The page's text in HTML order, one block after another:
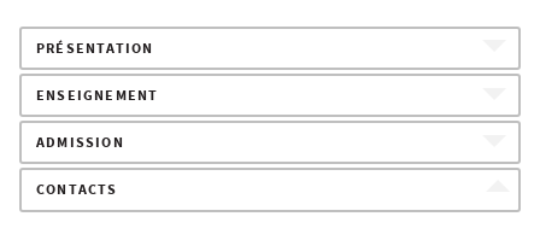
PRÉSENTATION
ENSEIGNEMENT
ADMISSION
CONTACTS